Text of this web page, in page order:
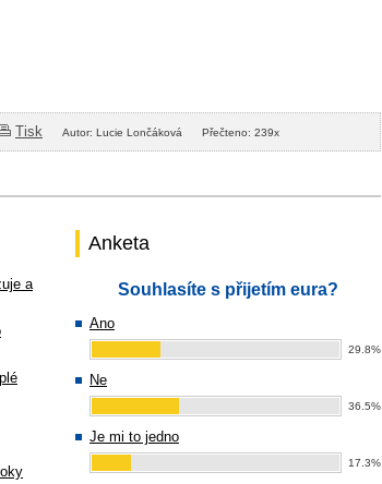
Tisk Autor: Lucie Lončáková Přečteno: 239x
a
Anketa
Souhlasíte s přijetím eura?
Ano
29.8%
Ne
36.5%
Je mi to jedno
17.3%